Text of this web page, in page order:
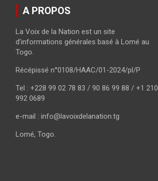
A PROPOS
La Voix de la Nation est un site
d’informations générales basé à Lomé au
Togo.
Récépissé n°0108/HAAC/01-2024/pl/P
Tel : +228 99 02 78 83 / 90 86 99 88 / +1 210
992 0689
e-mail : info@lavoixdelanation.tg
Lomé, Togo.